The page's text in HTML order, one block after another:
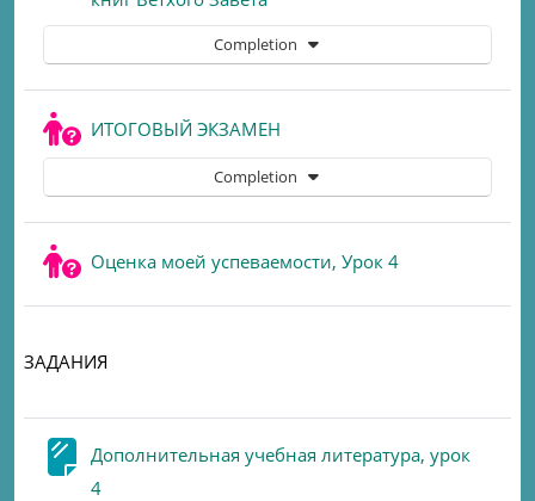
Completion
ИТОГОВЫЙ ЭКЗАМЕН
Completion
Оценка моей успеваемости, Урок 4Quiz
ЗАДАНИЯ
Дополнительная учебная литература, урок
4Page